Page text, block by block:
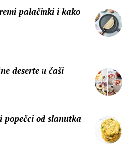
palačinki i kako
deserte u čaši
popečci od slanutka